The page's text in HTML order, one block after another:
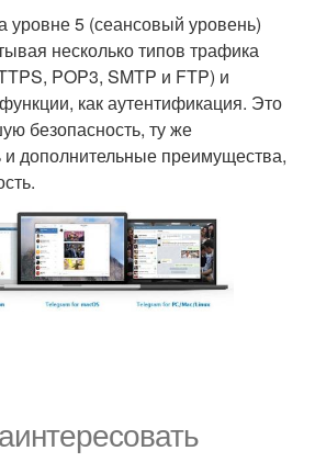
уровне 5 (сеансовый уровень)
несколько типов трафика
POP3, SMTP и FTP) и
как аутентификация. Это
безопасность, ту же
и дополнительные преимущества,